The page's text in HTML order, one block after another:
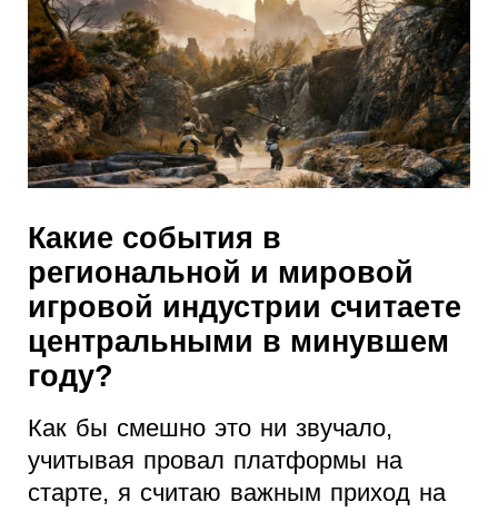
Какие события в
региональной и мировой
игровой индустрии считаете
центральными в минувшем
году?
Как бы смешно это ни звучало,
учитывая провал платформы на
старте, я считаю важным приход на